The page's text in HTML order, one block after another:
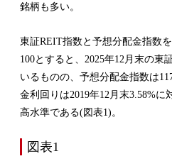
銘柄も多い。
東証REIT指数と予想分配金指数
100とすると、2025年12月末の東
いるものの、予想分配金指数は
金利回りは2019年12月末3.58%に
高水準である(図表1)。
図表1